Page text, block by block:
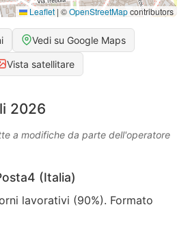
Leaflet | ©OpenStreetMapcontributors
Vedi su Google Maps
Vista satellitare
2026
a modifiche da parte dell'operatore
(Italia)
lavorativi (90%). Formato